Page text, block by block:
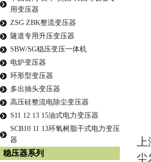
上
尘
用变压器
ZSG ZBK整流变压器
隧道专用升压变压器
SBW/SG稳压变压一体机
电炉变压器
环形型变压器
多出抽头变压器
高压硅整流电除尘变压器
S11 12 13 15油式电力变压器
SCB10 11 13环氧树脂干式电力变压
器
稳压器系列